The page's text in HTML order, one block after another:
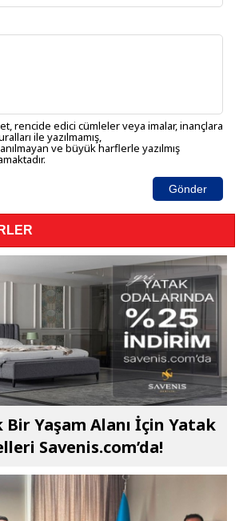
rencide edici cümleler veya imalar, inançlara
ile yazılmamış,
ve büyük harflerle yazılmış
Gönder
Bir Yaşam Alanı İçin Yatak
Savenis.com’da!